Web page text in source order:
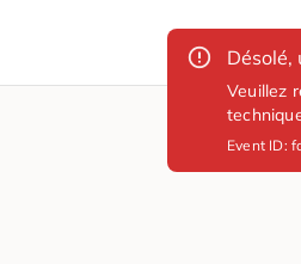
Désolé,
Veuillez
Event ID: